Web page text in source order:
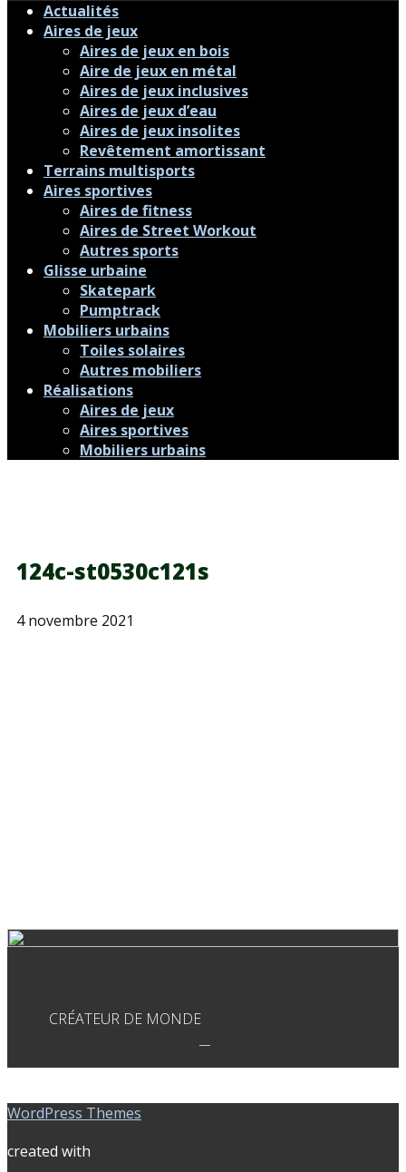
Actualités
Aires de jeux
Aires de jeux en bois
Aire de jeux en métal
Aires de jeux inclusives
Aires de jeux d’eau
Aires de jeux insolites
Revêtement amortissant
Terrains multisports
Aires sportives
Aires de fitness
Aires de Street Workout
Autres sports
Glisse urbaine
Skatepark
Pumptrack
Mobiliers urbains
Toiles solaires
Autres mobiliers
Réalisations
Aires de jeux
Aires sportives
Mobiliers urbains
124c-st0530c121s
4 novembre 2021
CRÉATEUR DE MONDE
WordPress Themes
created with